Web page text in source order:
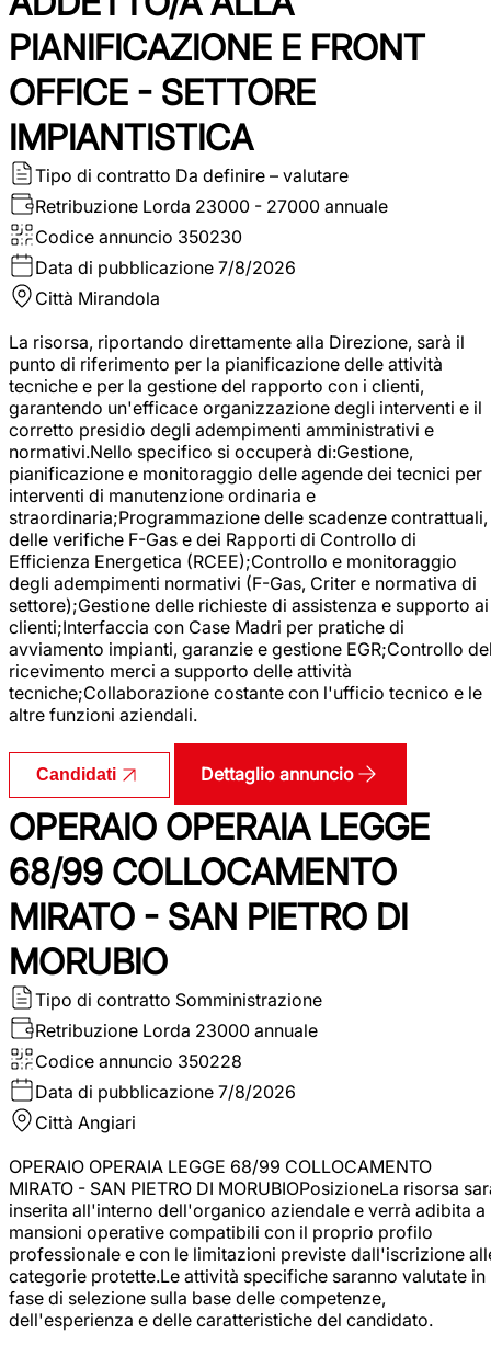
PIANIFICAZIONE E FRONT
OFFICE - SETTORE
IMPIANTISTICA
Tipo di contratto Da definire – valutare
Retribuzione Lorda 23000 - 27000 annuale
Codice annuncio 350230
Data di pubblicazione 7/8/2026
Città Mirandola
La risorsa, riportando direttamente alla Direzione, sarà il
punto di riferimento per la pianificazione delle attività
tecniche e per la gestione del rapporto con i clienti,
garantendo un'efficace organizzazione degli interventi e il
corretto presidio degli adempimenti amministrativi e
normativi.Nello specifico si occuperà di:Gestione,
pianificazione e monitoraggio delle agende dei tecnici per
interventi di manutenzione ordinaria e
straordinaria;Programmazione delle scadenze contrattuali,
delle verifiche F-Gas e dei Rapporti di Controllo di
Efficienza Energetica (RCEE);Controllo e monitoraggio
degli adempimenti normativi (F-Gas, Criter e normativa di
settore);Gestione delle richieste di assistenza e supporto ai
clienti;Interfaccia con Case Madri per pratiche di
avviamento impianti, garanzie e gestione EGR;Controllo
ricevimento merci a supporto delle attività
tecniche;Collaborazione costante con l'ufficio tecnico e le
altre funzioni aziendali.
Candidati Dettaglio annuncio
OPERAIO OPERAIA LEGGE
68/99 COLLOCAMENTO
MIRATO - SAN PIETRO DI
MORUBIO
Tipo di contratto Somministrazione
Retribuzione Lorda 23000 annuale
Codice annuncio 350228
Data di pubblicazione 7/8/2026
Città Angiari
OPERAIO OPERAIA LEGGE 68/99 COLLOCAMENTO
MIRATO - SAN PIETRO DI MORUBIOPosizioneLa risorsa
inserita all'interno dell'organico aziendale e verrà adibita a
mansioni operative compatibili con il proprio profilo
professionale e con le limitazioni previste dall'iscrizione
categorie protette.Le attività specifiche saranno valutate in
fase di selezione sulla base delle competenze,
dell'esperienza e delle caratteristiche del candidato.